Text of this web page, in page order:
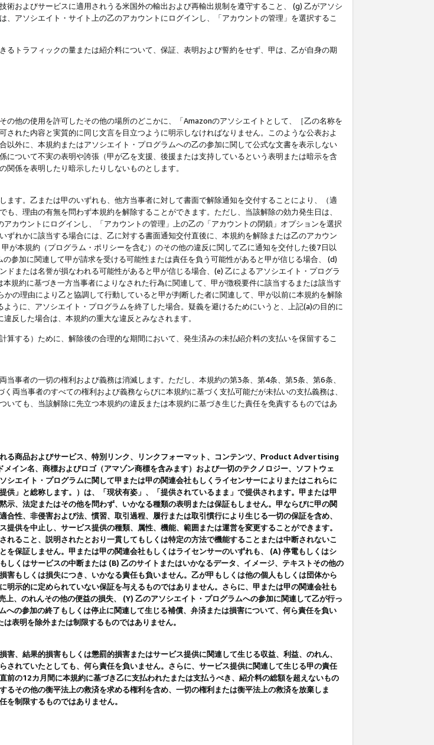
およびサービスに適用されうる米国外の輸出および再輸出規制を遵守すること、 (g) 乙がアソシ
アソシエイト・サイト上の乙のアカウントにログインし、「アカウントの管理」を選択するこ
トラフィックの量または紹介料について、保証、表明および誓約をせず、甲は、乙が自身の期
他の使用を許可したその他の場所のどこかに、「Amazonのアソシエイトとして、［乙の名称を
れた内容と実質的に同じ文言を目立つように明示しなければなりません。このような公表およ
外に、本規約またはアソシエイト・プログラムへの乙の参加に関して公式な文書を表示しない
ついて不実の表明や誇張（甲が乙を支援、後援または支持しているという表明または暗示を含
係を表明したり暗示したりしないものとします。
す。乙または甲のいずれも、他方当事者に対して書面で解除通知を交付することにより、（適
、理由の有無を問わず本規約を解除することができます。ただし、当該解除の効力発生日は、
カウントにログインし、「アカウントの管理」上の乙の「アカウントの閉鎖」オプションを選択
れかに該当する場合には、乙に対する書面通知交付直後に、本規約を解除または乙のアカウン
が本規約（プログラム・ポリシーを含む）のその他の違反に関して乙に通知を交付した後7日以
参加に関連して甲が請求を受ける可能性または責任を負う可能性があると甲が信じる場合、 (d)
または名誉が損なわれる可能性があると甲が信じる場合、(e) 乙によるアソシエイト・プログラ
規約に基づき一方当事者によりなされた行為に関連して、甲が徴税要件に該当するまたは該当す
の理由により乙と協調して行動していると甲が判断した者に関連して、甲が以前に本規約を解除
うに、アソシエイト・プログラムを終了した場合。疑義を避けるためにいうと、上記(a)の目的に
反した場合は、本規約の重大な違反とみなされます。
する）ために、解除後の合理的な期間において、発生済みの未払紹介料の支払いを保留するこ
事者の一切の権利および義務は消滅します。ただし、本規約の第3条、第4条、第5条、第6条、
両当事者のすべての権利および義務ならびに本規約に基づく支払可能だが未払いの支払義務は、
ても、当該解除に先立つ本規約の違反または本規約に基づき生じた責任を免責するものではあ
る商品およびサービス、特別リンク、リンクフォーマット、コンテンツ、Product Advertising
イン名、商標およびロゴ（アマゾン商標を含みます）および一切のテクノロジー、ソフトウェ
エイト・プログラムに関して甲または甲の関連会社もしくライセンサーによりまたはこれらに
」と総称します。）は、「現状有姿」、「提供されているまま」で提供されます。甲または甲
、法定またはその他を問わず、いかなる種類の表明または保証もしません。甲ならびに甲の関
性、非侵害および法、慣習、取引過程、履行または取引慣行により生じる一切の保証を含め、
供を中止し、サービス提供の種類、属性、機能、範囲または運営を変更することができます。
ること、説明されたとおり一貫してもしくは特定の方法で機能することまたは中断されないこ
保証しません。甲または甲の関連会社もしくはライセンサーのいずれも、 (A) 停電もしくはシ
くはサービスの中断または (B) 乙のサイトまたはいかなるデータ、イメージ、テキストその他の
もしくは損失につき、いかなる責任も負いません。乙が甲もしくは他の個人もしくは団体から
示的に定められていない保証を与えるものではありません。さらに、甲または甲の関連会社も
、のれんその他の便益の損失、 (Y) 乙のアソシエイト・プログラムへの参加に関連して乙が行っ
の参加の終了もしくは停止に関連して生じる補償、弁済または損害について、何ら責任を負い
表明を除外または制限するものではありません。
、結果的損害もしくは懲罰的損害またはサービス提供に関連して生じる収益、利益、のれん、
れていたとしても、何ら責任を負いません。さらに、サービス提供に関連して生じる甲の責任
の12カ月間に本規約に基づき乙に支払われたまたは支払うべき、紹介料の総額を超えないもの
その他の衡平法上の救済を求める権利を含め、一切の権利または衡平法上の救済を放棄しま
制限するものではありません。